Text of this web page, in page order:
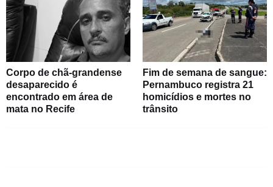
Corpo de chã-grandense
desaparecido é
encontrado em área de
mata no Recife
Fim de semana de sangue:
Pernambuco registra 21
homicídios e mortes no
trânsito